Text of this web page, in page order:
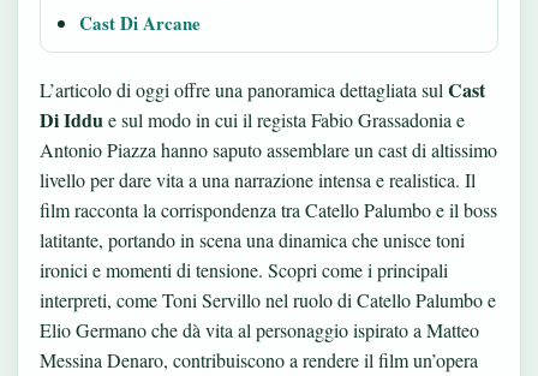
Cast Di Arcane
L’articolo di oggi offre una panoramica dettagliata sul Cast
Di Iddue sul modo in cui il regista Fabio Grassadonia e
Antonio Piazza hanno saputo assemblare un cast di altissimo
livello per dare vita a una narrazione intensa e realistica. Il
film racconta la corrispondenza tra Catello Palumbo e il boss
latitante, portando in scena una dinamica che unisce toni
ironici e momenti di tensione. Scopri come i principali
interpreti, come Toni Servillo nel ruolo di Catello Palumbo e
Elio Germano che dà vita al personaggio ispirato a Matteo
Messina Denaro, contribuiscono a rendere il film un’opera